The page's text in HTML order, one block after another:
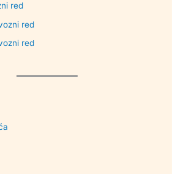
red
red
red